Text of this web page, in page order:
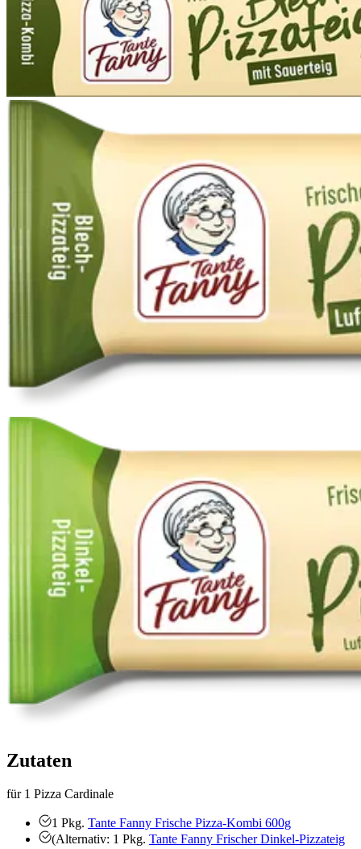
Zutaten
für 1 Pizza Cardinale
1 Pkg. Tante Fanny Frische Pizza-Kombi 600g
(Alternativ: 1 Pkg. Tante Fanny Frischer Dinkel-Pizzateig